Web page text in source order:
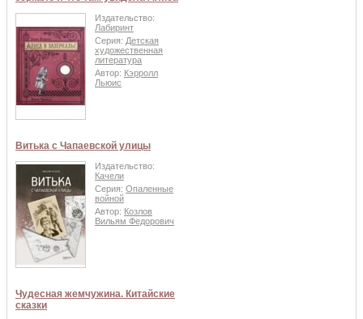
Издательство:
Лабиринт
Серия: Детская
художественная
литература
Автор: Кэрролл
Льюис
Витька с Чапаевской улицы
Издательство:
Качели
Серия: Опаленные
войной
Автор: Козлов
Вильям Федорович
Чудесная жемчужина. Китайские
сказки